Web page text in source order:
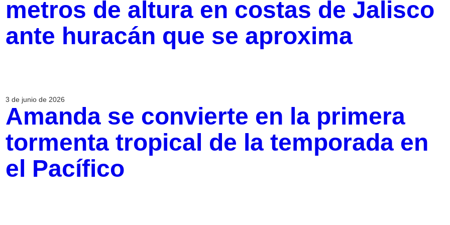
metros de altura en costas de Jalisco
ante huracán que se aproxima
3 de junio de 2026
Amanda se convierte en la primera
tormenta tropical de la temporada en
el Pacífico